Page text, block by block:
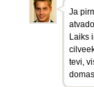
Ja
Laiks
tevi,